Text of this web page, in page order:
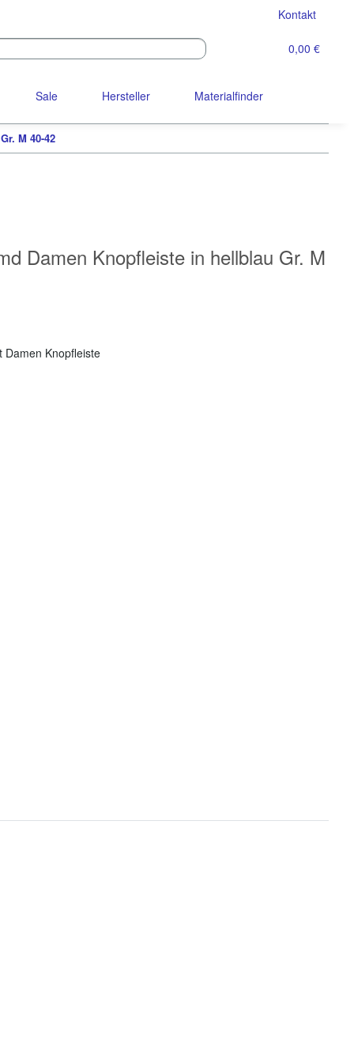
Kontakt
0,00 €
Sale Hersteller Materialfinder
M 40-42
Damen Knopfleiste in hellblau Gr. M
Damen Knopfleiste